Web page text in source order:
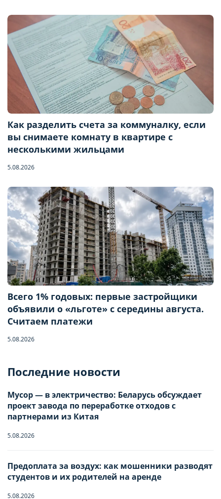
Как разделить счета за коммуналку, если
вы снимаете комнату в квартире с
несколькими жильцами
5.08.2026
Всего 1% годовых: первые застройщики
объявили о «льготе» с середины августа.
Считаем платежи
5.08.2026
Последние новости
Мусор — в электричество: Беларусь обсуждает
проект завода по переработке отходов с
партнерами из Китая
5.08.2026
Предоплата за воздух: как мошенники разводят
студентов и их родителей на аренде
5.08.2026
Бронирование квартиры
Отправьте запрос, чтобы забронировать
Количество гостей
Взрослые - 0 +
Заезд
НАСТРОЙТЕ ПАРАМЕТРЫ
ИСПОЛЬЗОВАНИЯ ФАЙЛОВ
НАСТРОЙТЕ ПАРАМЕТРЫ
ИСПОЛЬЗОВАНИЯ ФАЙЛОВ